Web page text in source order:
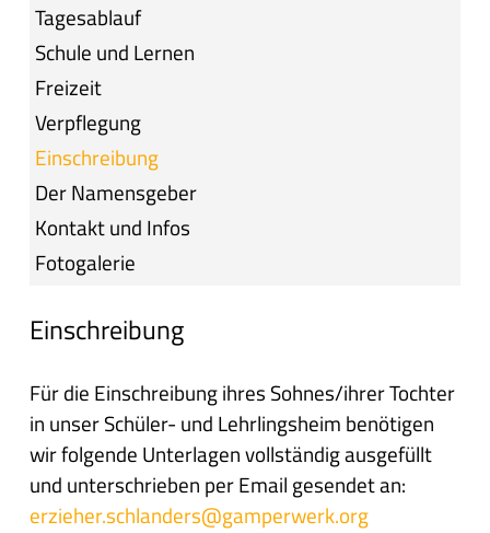
Tagesablauf
Schule und Lernen
Freizeit
Verpflegung
Einschreibung
Der Namensgeber
Kontakt und Infos
Fotogalerie
Einschreibung
Für die Einschreibung ihres Sohnes/ihrer Tochter
in unser Schüler- und Lehrlingsheim benötigen
wir folgende Unterlagen vollständig ausgefüllt
und unterschrieben per Email gesendet an:
erzieher.schlanders@gamperwerk.org